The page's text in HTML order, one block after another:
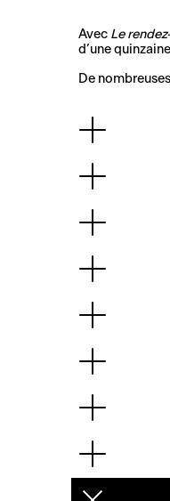
Avec Le
d’une
De